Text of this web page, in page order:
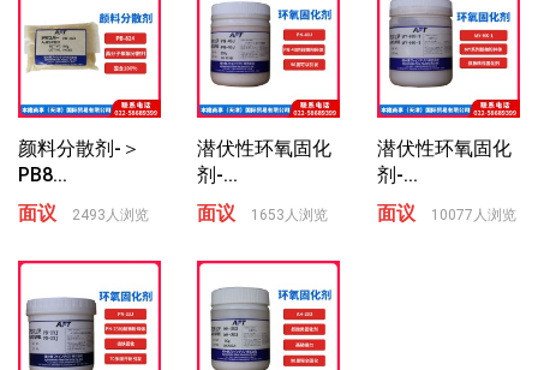
颜料分散剂-＞
PB8...
面议
2493人浏览
潜伏性环氧固化
剂-...
面议
1653人浏览
潜伏性环氧固化
剂-...
面议
10077人浏览